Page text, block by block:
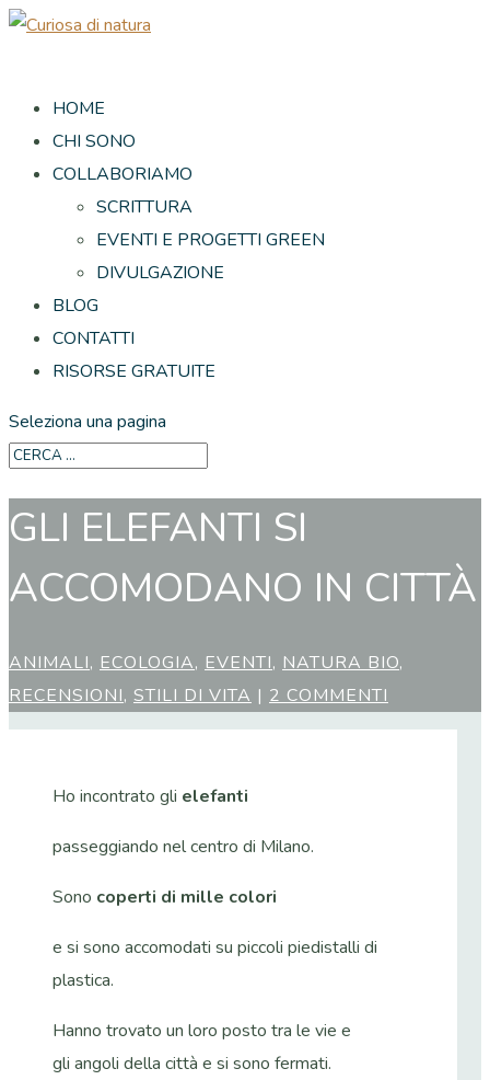
HOME
CHI SONO
COLLABORIAMO
SCRITTURA
EVENTI E PROGETTI GREEN
DIVULGAZIONE
BLOG
CONTATTI
RISORSE GRATUITE
Seleziona una pagina
GLI ELEFANTI SI
ACCOMODANO IN CITTÀ
ANIMALI, ECOLOGIA, EVENTI, NATURA BIO,
RECENSIONI, STILI DI VITA | 2 COMMENTI
Ho incontrato gli elefanti
passeggiando nel centro di Milano.
Sono coperti di mille colori
e si sono accomodati su piccoli piedistalli di
plastica.
Hanno trovato un loro posto tra le vie e
gli angoli della città e si sono fermati.